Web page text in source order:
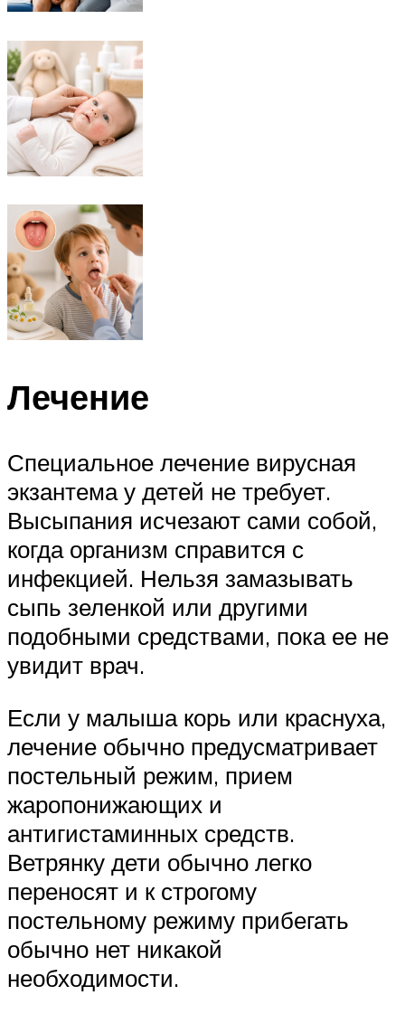
Лечение
Специальное лечение вирусная
экзантема у детей не требует.
Высыпания исчезают сами собой,
когда организм справится с
инфекцией. Нельзя замазывать
сыпь зеленкой или другими
подобными средствами, пока ее не
увидит врач.
Если у малыша корь или краснуха,
лечение обычно предусматривает
постельный режим, прием
жаропонижающих и
антигистаминных средств.
Ветрянку дети обычно легко
переносят и к строгому
постельному режиму прибегать
обычно нет никакой
необходимости.